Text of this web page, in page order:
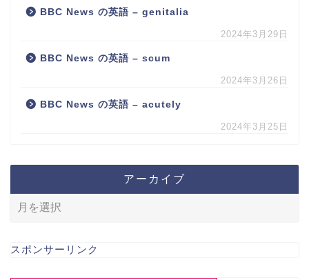
BBC News の英語 – genitalia
2024年3月29日
BBC News の英語 – scum
2024年3月26日
BBC News の英語 – acutely
2024年3月25日
アーカイブ
スポンサーリンク